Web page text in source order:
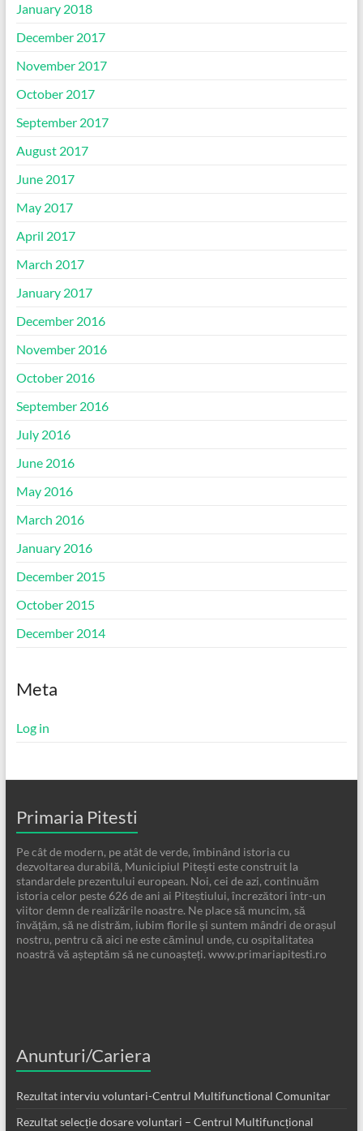
January 2018
December 2017
November 2017
October 2017
September 2017
August 2017
June 2017
May 2017
April 2017
March 2017
January 2017
December 2016
November 2016
October 2016
September 2016
July 2016
June 2016
May 2016
March 2016
January 2016
December 2015
October 2015
December 2014
Meta
Log in
Primaria Pitesti
Pe cât de modern, pe atât de verde, îmbinând istoria cu
dezvoltarea durabilă, Municipiul Pitești este construit la
standardele prezentului european. Noi, cei de azi, continuăm
istoria celor peste 626 de ani ai Piteștiului, încrezători într-un
viitor demn de realizările noastre. Ne place să muncim, să
învățăm, să ne distrăm, iubim florile și suntem mândri de orașul
nostru, pentru că aici ne este căminul unde, cu ospitalitatea
noastră vă așteptăm să ne cunoașteți. www.primariapitesti.ro
Anunturi/Cariera
Rezultat interviu voluntari-Centrul Multifunctional Comunitar
Rezultat selecție dosare voluntari – Centrul Multifuncțional